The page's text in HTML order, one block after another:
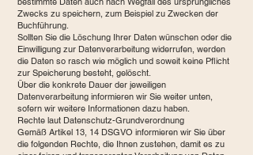
Zwecks zu speichern, zum Beispiel zu Zwecken der
Buchführung.
Sollten Sie die Löschung Ihrer Daten wünschen oder die
Einwilligung zur Datenverarbeitung widerrufen, werden
die Daten so rasch wie möglich und soweit keine Pflicht
zur Speicherung besteht, gelöscht.
Über die konkrete Dauer der jeweiligen
Datenverarbeitung informieren wir Sie weiter unten,
sofern wir weitere Informationen dazu haben.
Rechte laut Datenschutz-Grundverordnung
Gemäß Artikel 13, 14 DSGVO informieren wir Sie über
die folgenden Rechte, die Ihnen zustehen, damit es zu